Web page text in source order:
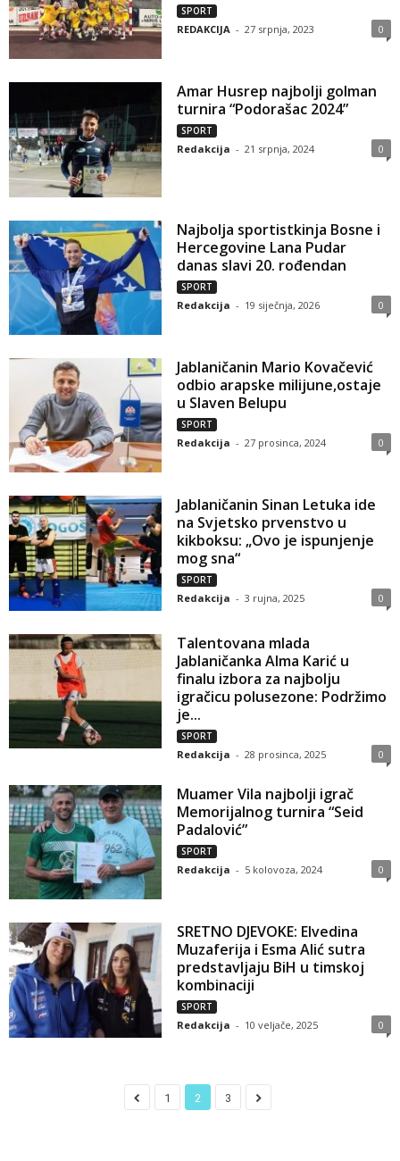
SPORT
REDAKCIJA - 27 srpnja, 2023 0
Amar Husrep najbolji golman
turnira “Podorašac 2024”
SPORT
Redakcija - 21 srpnja, 2024 0
Najbolja sportistkinja Bosne i
Hercegovine Lana Pudar
danas slavi 20. rođendan
SPORT
Redakcija - 19 siječnja, 2026 0
Jablaničanin Mario Kovačević
odbio arapske milijune,ostaje
u Slaven Belupu
SPORT
Redakcija - 27 prosinca, 2024 0
Jablaničanin Sinan Letuka ide
na Svjetsko prvenstvo u
kikboksu: „Ovo je ispunjenje
mog sna“
SPORT
Redakcija - 3 rujna, 2025 0
Talentovana mlada
Jablaničanka Alma Karić u
finalu izbora za najbolju
igračicu polusezone: Podržimo
je...
SPORT
Redakcija - 28 prosinca, 2025 0
Muamer Vila najbolji igrač
Memorijalnog turnira “Seid
Padalović”
SPORT
Redakcija - 5 kolovoza, 2024 0
SRETNO DJEVOKE: Elvedina
Muzaferija i Esma Alić sutra
predstavljaju BiH u timskoj
kombinaciji
SPORT
Redakcija - 10 veljače, 2025 0
1 2 3